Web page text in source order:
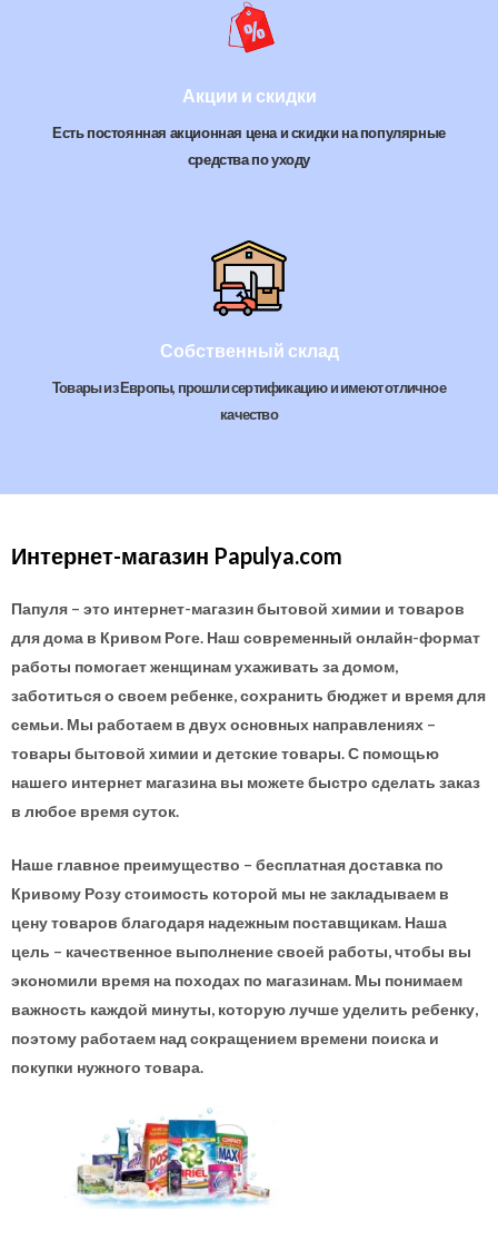
Акции и скидки
Есть постоянная акционная цена и скидки на популярные
средства по уходу
Собственный склад
Товары из Европы, прошли сертификацию и имеют отличное
качество
Интернет-магазин Papulya.com
Папуля – это интернет-магазин бытовой химии и товаров
для дома в Кривом Роге. Наш современный онлайн-формат
работы помогает женщинам ухаживать за домом,
заботиться о своем ребенке, сохранить бюджет и время для
семьи. Мы работаем в двух основных направлениях –
товары бытовой химии и детские товары. С помощью
нашего интернет магазина вы можете быстро сделать заказ
в любое время суток.
Наше главное преимущество – бесплатная доставка по
Кривому Розу стоимость которой мы не закладываем в
цену товаров благодаря надежным поставщикам. Наша
цель – качественное выполнение своей работы, чтобы вы
экономили время на походах по магазинам. Мы понимаем
важность каждой минуты, которую лучше уделить ребенку,
поэтому работаем над сокращением времени поиска и
покупки нужного товара.